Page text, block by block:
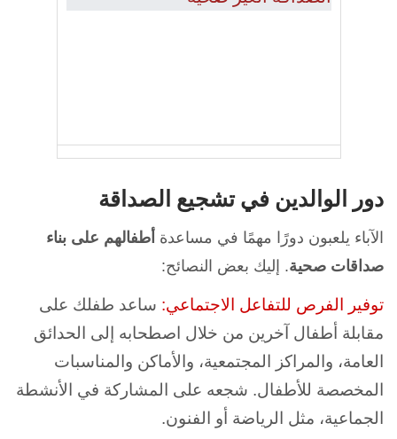
دور الوالدين في تشجيع الصداقة
الآباء يلعبون دورًا مهمًا في مساعدة أطفالهم على بناء
صداقات صحية. إليك بعض النصائح:
توفير الفرص للتفاعل الاجتماعي: ساعد طفلك على
مقابلة أطفال آخرين من خلال اصطحابه إلى الحدائق
العامة، والمراكز المجتمعية، والأماكن والمناسبات
المخصصة للأطفال. شجعه على المشاركة في الأنشطة
الجماعية، مثل الرياضة أو الفنون.